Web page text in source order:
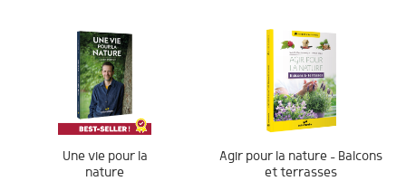
Une vie pour la
nature
Agir pour la nature – Balcons
et terrasses